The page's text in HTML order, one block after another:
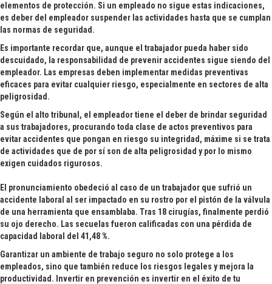
elementos de protección. Si un empleado no sigue estas indicaciones,
es deber del empleador suspender las actividades hasta que se cumplan
las normas de seguridad.
Es importante recordar que, aunque el trabajador pueda haber sido
descuidado, la responsabilidad de prevenir accidentes sigue siendo del
empleador. Las empresas deben implementar medidas preventivas
eficaces para evitar cualquier riesgo, especialmente en sectores de alta
peligrosidad.
Según el alto tribunal, el empleador tiene el deber de brindar seguridad
a sus trabajadores, procurando toda clase de actos preventivos para
evitar accidentes que pongan en riesgo su integridad, máxime si se trata
de actividades que de por sí son de alta peligrosidad y por lo mismo
exigen cuidados rigurosos.
El pronunciamiento obedeció al caso de un trabajador que sufrió un
accidente laboral al ser impactado en su rostro por el pistón de la válvula
de una herramienta que ensamblaba. Tras 18 cirugías, finalmente perdió
su ojo derecho. Las secuelas fueron calificadas con una pérdida de
capacidad laboral del 41,48 %.
Garantizar un ambiente de trabajo seguro no solo protege a los
empleados, sino que también reduce los riesgos legales y mejora la
productividad. Invertir en prevención es invertir en el éxito de tu